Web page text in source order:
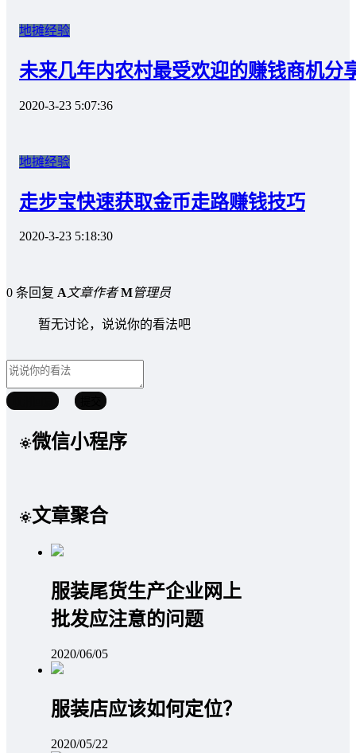
地摊经验
未来几年内农村最受欢迎的赚钱商机分
2020-3-23 5:07:36
地摊经验
走步宝快速获取金币走路赚钱技巧
2020-3-23 5:18:30
0 条回复 A文章作者 M管理员
暂无讨论，说说你的看法吧
微信小程序
文章聚合
服装尾货生产企业网上
批发应注意的问题
2020/06/05
服装店应该如何定位？
2020/05/22